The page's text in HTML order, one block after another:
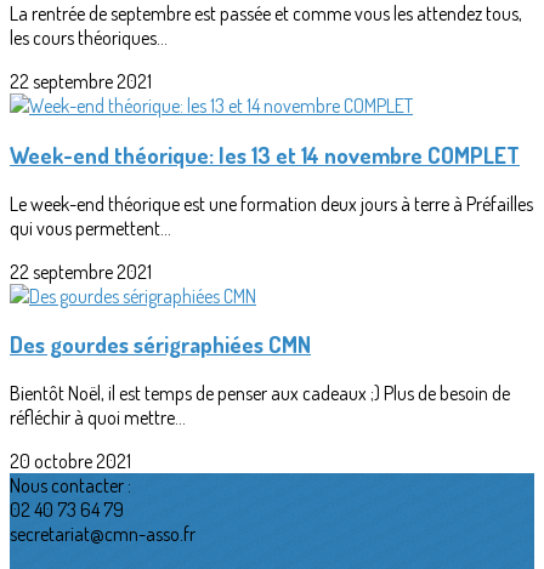
La rentrée de septembre est passée et comme vous les attendez tous,
les cours théoriques...
22 septembre 2021
Week-end théorique: les 13 et 14 novembre COMPLET
Le week-end théorique est une formation deux jours à terre à Préfailles
qui vous permettent...
22 septembre 2021
Des gourdes sérigraphiées CMN
Bientôt Noël, il est temps de penser aux cadeaux ;) Plus de besoin de
réfléchir à quoi mettre...
20 octobre 2021
Nous contacter :
02 40 73 64 79
secretariat@cmn-asso.fr